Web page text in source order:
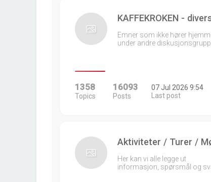
KAFFEKROKEN -
Emner som ikke hører
under andre
1358
Topics
16093
Posts
07 Jul 2026 9:54
Last post
Aktiviteter / Turer /
Her kan vi alle legge ut
informasjon, spørsmål og